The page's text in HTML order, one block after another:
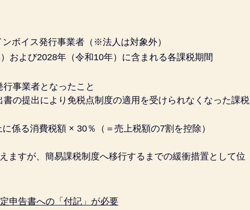
ボイス発行事業者（※法人は対象外）
および2028年（令和10年）に含まれる各課税期間
事業者となったこと
書の提出により免税点制度の適用を受けられなくなった課税
係る消費税額 × 30％（＝売上税額の7割を控除）
すが、簡易課税制度へ移行するまでの緩衝措置として位
申告書への「付記」が必要